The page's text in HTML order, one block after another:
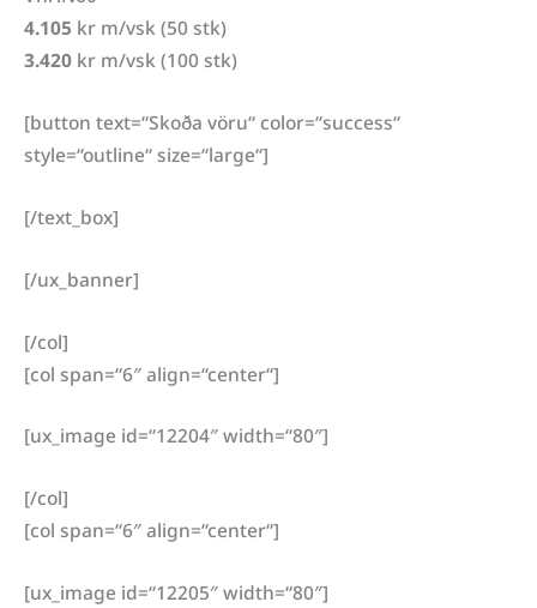
4.105 kr m/vsk (50 stk)
3.420 kr m/vsk (100 stk)
[button text=“Skoða vöru“ color=“success“
style=“outline“ size=“large“]
[/text_box]
[/ux_banner]
[/col]
[col span=“6″ align=“center“]
[ux_image id=“12204″ width=“80″]
[/col]
[col span=“6″ align=“center“]
[ux_image id=“12205″ width=“80″]